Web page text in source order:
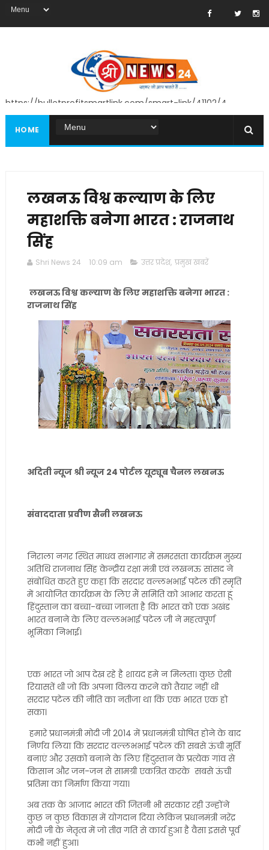
https://bulletprofitsmartlink.com/smart-link/41102/4
HOME
लखनऊ विश्व कल्याण के लिए
महाशक्ति बनेगा भारत : राजनाथ
सिंह
Shri News 24 10:09 am उत्तर प्रदेश, प्रमुख खबरें
लखनऊ विश्व कल्याण के लिए महाशक्ति बनेगा भारत :
राजनाथ सिंह
अदिती न्यूज श्री न्यूज 24 पोर्टल यूट्यूब चैनल लखनऊ
संवाददाता प्रवीण सैनी लखनऊ
निराला नगर स्थित माधव सभागार में समरसता कार्यक्रम मुख्य
अतिथि राजनाथ सिंह केन्द्रीय रक्षा मंत्री एवं लखनऊ सांसद ने
संबोधित करते हुए कहा कि सरदार वल्लभभाई पटेल की स्मृति
में आयोजित कार्यक्रम के लिए मैं समिति को आभार करता हूं
हिंदुस्तान का बच्चा-बच्चा जानता है कि भारत को एक अखंड
भारत बनाने के लिए वल्लभभाई पटेल जी ने महत्वपूर्ण
भूमिका निभाई।
एक भारत जो आप देख रहे है शायद हमे न मिलता। कुछ ऐसी
रियासतें थी जो कि अपना विलय करने को तैयार नहीं थी
सरदार पटेल की नीति का नतीजा था कि एक भारत एक हो
सका।
हमारे प्रधानमंत्री मोदी जी 2014 में प्रधानमंत्री घोषित होने के बाद
निर्णय लिया कि सरदार वल्लभभाई पटेल की सबसे ऊंची मूर्ति
बनाएं और उसको बनाने के लिए हिंदुस्तान के प्रत्येक गांव से
किसान और जन-जन से सामग्री एकत्रित करके सबसे ऊंची
प्रतिमा का निर्माण किया गया।
अब तक के आजाद भारत की जितनी भी सरकार रही उन्होंने
कुछ न कुछ विकास में योगदान दिया लेकिन प्रधानमंत्री नरेंद्र
मोदी जी के नेतृत्व में जो तीव्र गति से कार्य हुआ है वैसा इससे पूर्व
कभी नहीं हुआ।